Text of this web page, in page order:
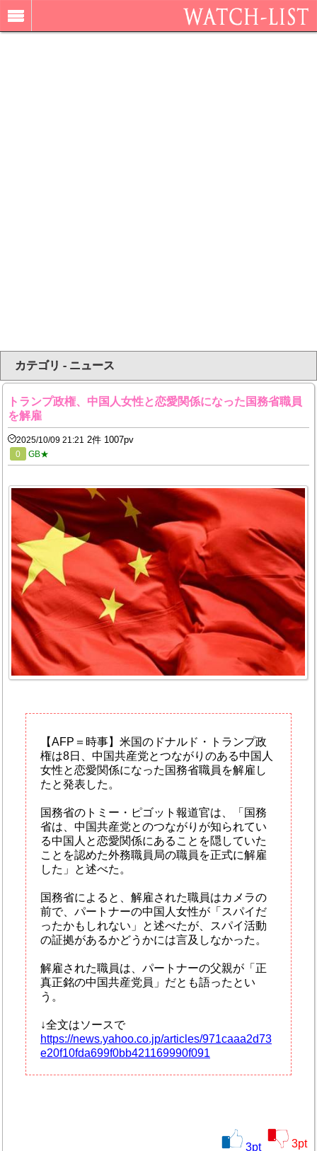
カテゴリ - ニュース
トランプ政権、中国人女性と恋愛関係になった国務省職員
を解雇
2025/10/09 21:21 2件 1007pv
0 GB★
【AFP＝時事】米国のドナルド・トランプ政
権は8日、中国共産党とつながりのある中国人
女性と恋愛関係になった国務省職員を解雇し
たと発表した。
国務省のトミー・ピゴット報道官は、「国務
省は、中国共産党とのつながりが知られてい
る中国人と恋愛関係にあることを隠していた
ことを認めた外務職員局の職員を正式に解雇
した」と述べた。
国務省によると、解雇された職員はカメラの
前で、パートナーの中国人女性が「スパイだ
ったかもしれない」と述べたが、スパイ活動
の証拠があるかどうかには言及しなかった。
解雇された職員は、パートナーの父親が「正
真正銘の中国共産党員」だとも語ったとい
う。
↓全文はソースで
https://news.yahoo.co.jp/articles/971caaa2d73
e20f10fda699f0bb421169990f091
3pt 3pt